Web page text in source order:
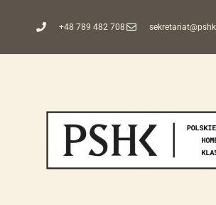
+48 789 482 708